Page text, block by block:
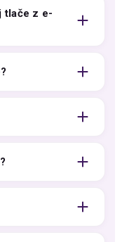
tlače z e-